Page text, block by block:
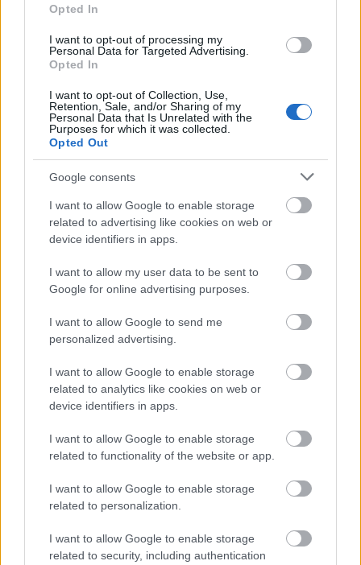
Opted In
I want to opt-out of processing my
Personal Data for Targeted Advertising.
Opted In
I want to opt-out of Collection, Use,
Retention, Sale, and/or Sharing of my
Personal Data that Is Unrelated with the
Purposes for which it was collected.
Opted Out
Google consents
I want to allow Google to enable storage
related to advertising like cookies on web or
device identifiers in apps.
I want to allow my user data to be sent to
Google for online advertising purposes.
I want to allow Google to send me
personalized advertising.
I want to allow Google to enable storage
related to analytics like cookies on web or
device identifiers in apps.
I want to allow Google to enable storage
related to functionality of the website or app.
I want to allow Google to enable storage
related to personalization.
I want to allow Google to enable storage
related to security, including authentication
annyian halnak meg közlekedési
tagországaiban.
Lavór
„AZ EMBERT EMBERRÉ TETTE…” – VASÁRNAP
ZÁRT A DOMBOS FEST
ETNOFON AZ I. ONIFESZT-EN